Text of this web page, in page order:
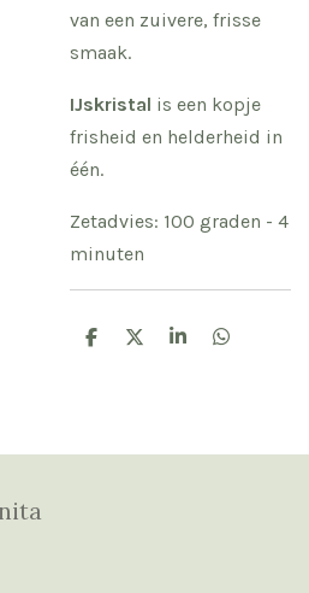
van een zuivere, frisse
smaak.
IJskristal is een kopje
frisheid en helderheid in
één.
Zetadvies: 100 graden - 4
minuten
D
D
S
D